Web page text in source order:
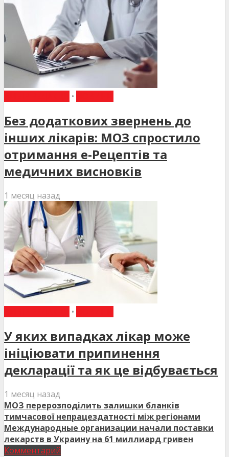
•
Без додаткових звернень до
інших лікарів: МОЗ спростило
отримання е-Рецептів та
медичних висновків
1 месяц назад
•
У яких випадках лікар може
ініціювати припинення
декларації та як це відбувається
1 месяц назад
МОЗ перерозподілить залишки бланків
тимчасової непрацездатності між регіонами
Международные организации начали поставки
лекарств в Украину на 61 миллиард гривен
Комментарий